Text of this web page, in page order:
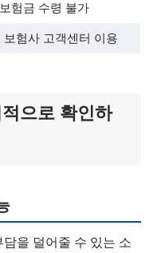
험금 수령 불가
보험사 고객센터 이용
으로 확인하
을 덜어줄 수 있는 소